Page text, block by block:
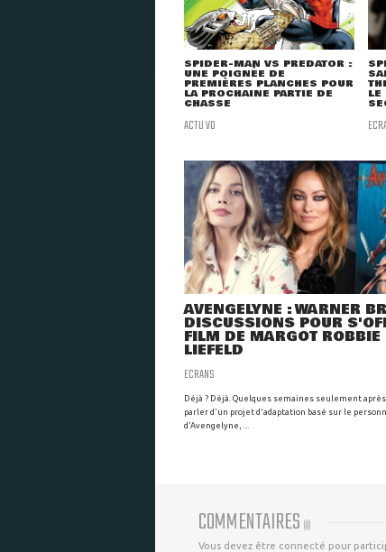
SPIDER-MAN VS PREDATOR :
UNE POIGNÉE DE
PREMIÈRES PLANCHES POUR
LA PROCHAINE PARTIE DE
CHASSE
ACTU VO
LE
AVENGELYNE : WARNER
DISCUSSIONS POUR
FILM DE MARGOT ROBBIE
LIEFELD
ECRANS
Déjà ? Déjà. Quelques semaines seulement
parler d'un projet d'adaptation basé sur le
d'Avengelyne, ...
COMMENTAIRES (0)
Vous devez être connecté pour